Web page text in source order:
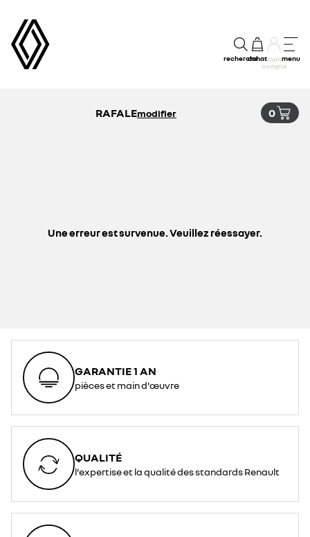
rechercheachatmon
compte
menu
RAFALEmodifier 0
Une erreur est survenue. Veuillez réessayer.
GARANTIE 1 AN
pièces et main d'œuvre
QUALITÉ
l'expertise et la qualité des standards Renault